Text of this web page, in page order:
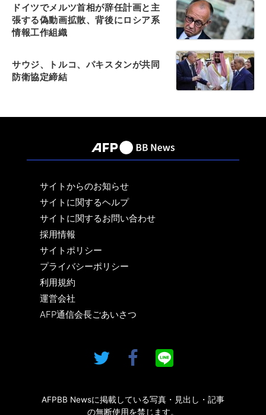
ドイツでメルツ首相が辞任計画と主
張する偽動画拡散、背後にロシア系
情報工作組織
サウジ、トルコ、パキスタンが共同
防衛協定締結
サイトからのお知らせ
サイトに関するヘルプ
サイトに関するお問い合わせ
採用情報
サイトポリシー
プライバシーポリシー
利用規約
運営会社
AFP通信会長ごあいさつ
AFPBB Newsに掲載している写真・見出し・記事
の無断使用を禁じます。